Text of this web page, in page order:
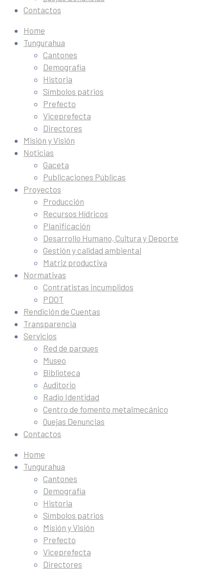
Contactos
Home
Tungurahua
Cantones
Demografía
Historia
Símbolos patrios
Prefecto
Viceprefecta
Directores
Misión y Visión
Noticias
Gaceta
Publicaciones Públicas
Proyectos
Producción
Recursos Hídricos
Planificación
Desarrollo Humano, Cultura y Deporte
Gestión y calidad ambiental
Matriz productiva
Normativas
Contratistas incumplidos
PDOT
Rendición de Cuentas
Transparencia
Servicios
Red de parques
Museo
Biblioteca
Auditorio
Radio Identidad
Centro de fomento metalmecánico
Quejas Denuncias
Contactos
Home
Tungurahua
Cantones
Demografía
Historia
Símbolos patrios
Misión y Visión
Prefecto
Viceprefecta
Directores